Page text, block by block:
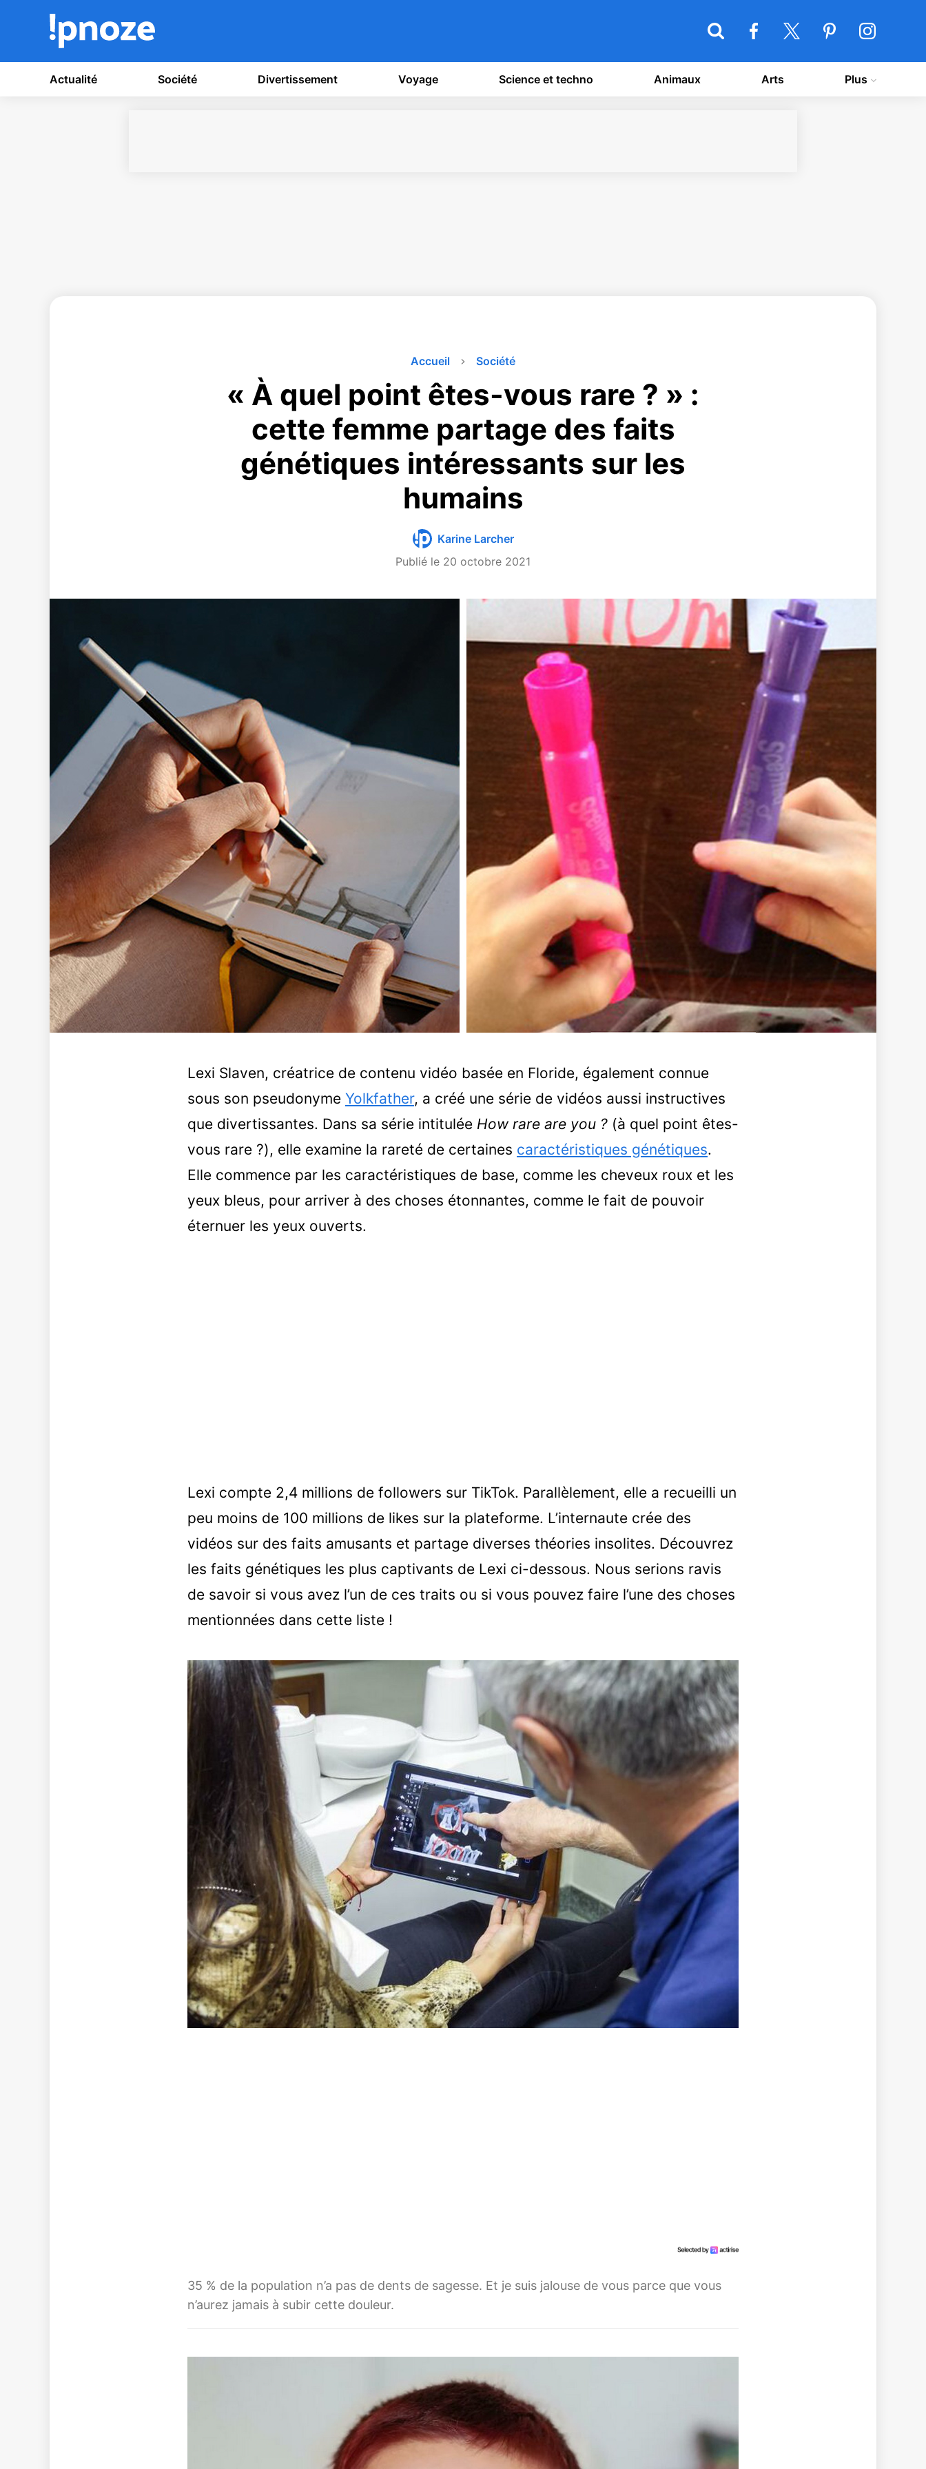
Actualité Société Divertissement Voyage Science et techno Animaux Arts Plus
Accueil Société
« À quel point êtes-vous rare ? » :
cette femme partage des faits
génétiques intéressants sur les
humains
Karine Larcher
Publié le 20 octobre 2021
Lexi Slaven, créatrice de contenu vidéo basée en Floride, également connue
sous son pseudonyme Yolkfather, a créé une série de vidéos aussi instructives
que divertissantes. Dans sa série intitulée How rare are you ? (à quel point êtes-
vous rare ?), elle examine la rareté de certaines caractéristiques génétiques.
Elle commence par les caractéristiques de base, comme les cheveux roux et les
yeux bleus, pour arriver à des choses étonnantes, comme le fait de pouvoir
éternuer les yeux ouverts.
Lexi compte 2,4 millions de followers sur TikTok. Parallèlement, elle a recueilli un
peu moins de 100 millions de likes sur la plateforme. L’internaute crée des
vidéos sur des faits amusants et partage diverses théories insolites. Découvrez
les faits génétiques les plus captivants de Lexi ci-dessous. Nous serions ravis
de savoir si vous avez l’un de ces traits ou si vous pouvez faire l’une des choses
mentionnées dans cette liste !
35 % de la population n’a pas de dents de sagesse. Et je suis jalouse de vous parce que vous
n’aurez jamais à subir cette douleur.